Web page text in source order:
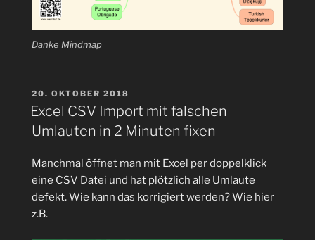
Danke Mindmap
VERÖFFENTLICHT
AM
20. OKTOBER 2018
Excel CSV Import mit falschen
Umlauten in 2 Minuten fixen
Manchmal öffnet man mit Excel per doppelklick
eine CSV Datei und hat plötzlich alle Umlaute
defekt. Wie kann das korrigiert werden? Wie hier
z.B.